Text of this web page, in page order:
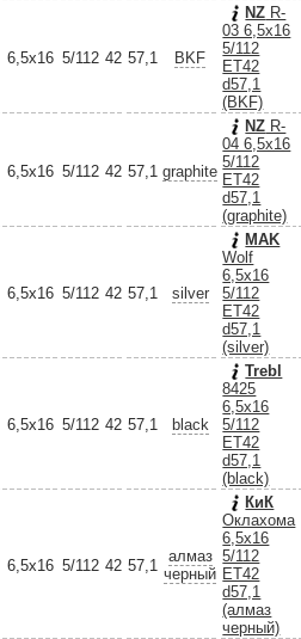
6,5x16 5/112 42 57,1 BKF
NZ R-
03 6,5x16
5/112
ET42
d57,1
(BKF)
6,5x16 5/112 42 57,1 graphite
NZ R-
04 6,5x16
5/112
ET42
d57,1
(graphite)
6,5x16 5/112 42 57,1 silver
MAK
Wolf
6,5x16
5/112
ET42
d57,1
(silver)
6,5x16 5/112 42 57,1 black
Trebl
8425
6,5x16
5/112
ET42
d57,1
(black)
6,5x16 5/112 42 57,1
алмаз
черный
КиК
Оклахома
6,5x16
5/112
ET42
d57,1
(алмаз
черный)